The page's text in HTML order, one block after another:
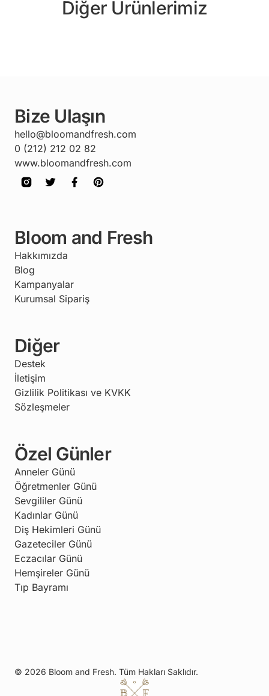
Diğer Ürünlerimiz
Bize Ulaşın
hello@bloomandfresh.com
0 (212) 212 02 82
www.bloomandfresh.com
Bloom and Fresh
Hakkımızda
Blog
Kampanyalar
Kurumsal Sipariş
Diğer
Destek
İletişim
Gizlilik Politikası ve KVKK
Sözleşmeler
Özel Günler
Anneler Günü
Öğretmenler Günü
Sevgililer Günü
Kadınlar Günü
Diş Hekimleri Günü
Gazeteciler Günü
Eczacılar Günü
Hemşireler Günü
Tıp Bayramı
© 2026 Bloom and Fresh. Tüm Hakları Saklıdır.